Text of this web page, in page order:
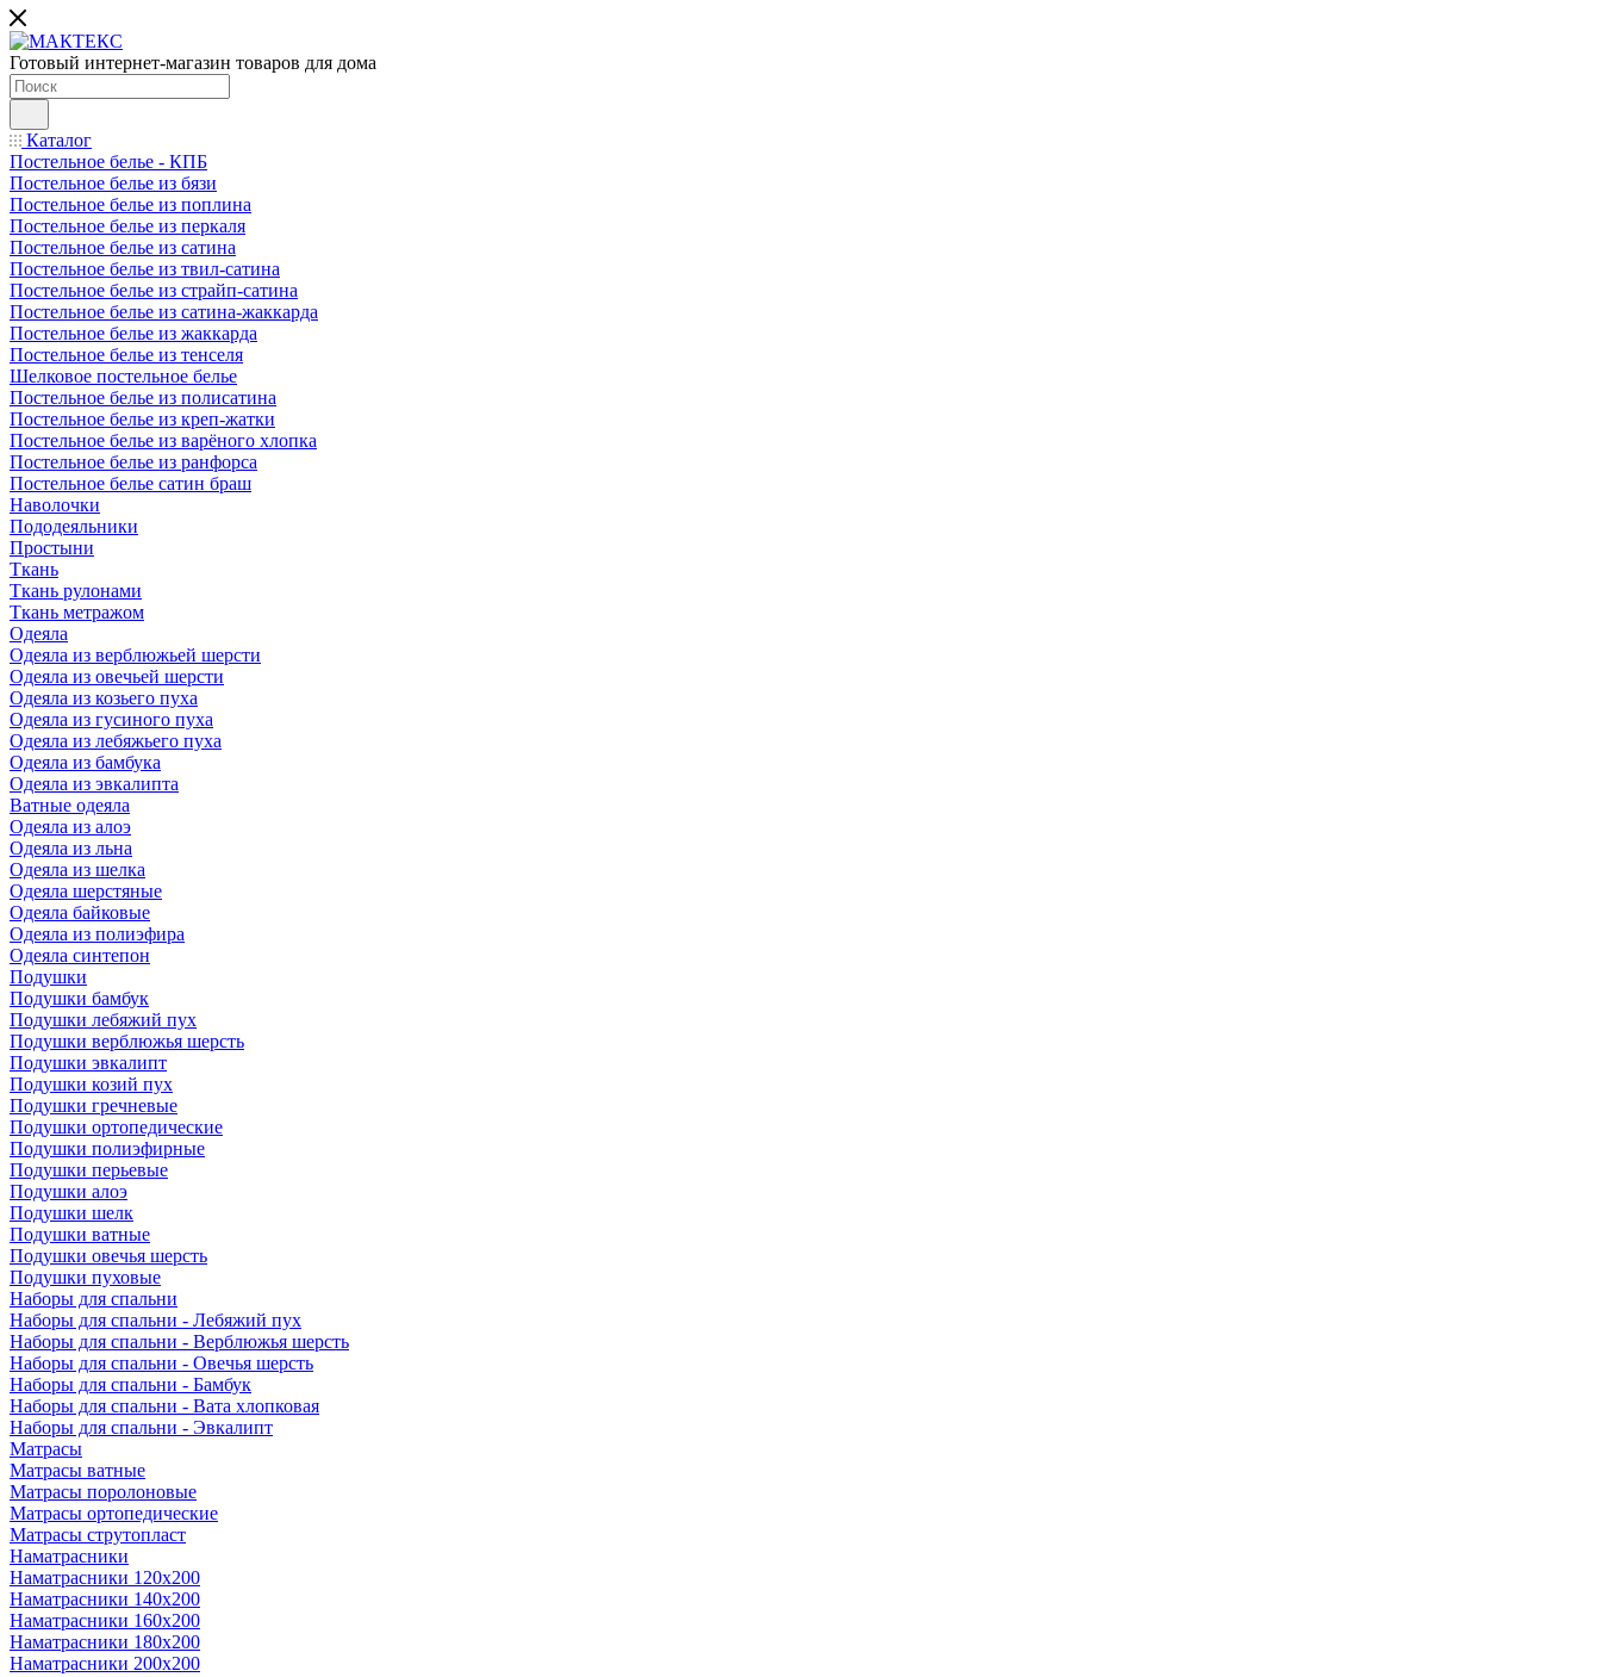
Готовый интернет-магазин товаров для дома
Каталог
Постельное белье - КПБ
Постельное белье из бязи
Постельное белье из поплина
Постельное белье из перкаля
Постельное белье из сатина
Постельное белье из твил-сатина
Постельное белье из страйп-сатина
Постельное белье из сатина-жаккарда
Постельное белье из жаккарда
Постельное белье из тенселя
Шелковое постельное белье
Постельное белье из полисатина
Постельное белье из креп-жатки
Постельное белье из варёного хлопка
Постельное белье из ранфорса
Постельное белье сатин браш
Наволочки
Пододеяльники
Простыни
Ткань
Ткань рулонами
Ткань метражом
Одеяла
Одеяла из верблюжьей шерсти
Одеяла из овечьей шерсти
Одеяла из козьего пуха
Одеяла из гусиного пуха
Одеяла из лебяжьего пуха
Одеяла из бамбука
Одеяла из эвкалипта
Ватные одеяла
Одеяла из алоэ
Одеяла из льна
Одеяла из шелка
Одеяла шерстяные
Одеяла байковые
Одеяла из полиэфира
Одеяла синтепон
Подушки
Подушки бамбук
Подушки лебяжий пух
Подушки верблюжья шерсть
Подушки эвкалипт
Подушки козий пух
Подушки гречневые
Подушки ортопедические
Подушки полиэфирные
Подушки перьевые
Подушки алоэ
Подушки шелк
Подушки ватные
Подушки овечья шерсть
Подушки пуховые
Наборы для спальни
Наборы для спальни - Лебяжий пух
Наборы для спальни - Верблюжья шерсть
Наборы для спальни - Овечья шерсть
Наборы для спальни - Бамбук
Наборы для спальни - Вата хлопковая
Наборы для спальни - Эвкалипт
Матрасы
Матрасы ватные
Матрасы поролоновые
Матрасы ортопедические
Матрасы струтопласт
Наматрасники
Наматрасники 120х200
Наматрасники 140х200
Наматрасники 160х200
Наматрасники 180х200
Наматрасники 200х200